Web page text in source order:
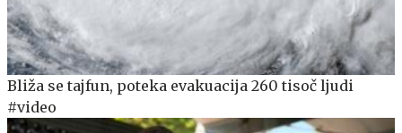
Bliža se tajfun, poteka evakuacija 260 tisoč ljudi
#video